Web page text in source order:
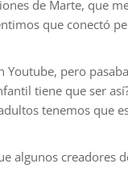
de Marte, que
que conectó
pero
tiene que ser
tenemos que
algunos creadores